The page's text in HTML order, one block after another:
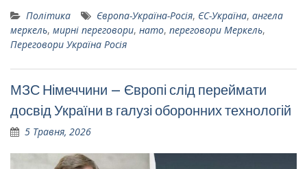
Політика Європа-Україна-Росія, ЄС-Україна, ангела
меркель, мирні переговори, нато, переговори Меркель,
Переговори Україна Росія
МЗС Німеччини – Європі слід переймати
досвід України в галузі оборонних технологій
5 Травня, 2026